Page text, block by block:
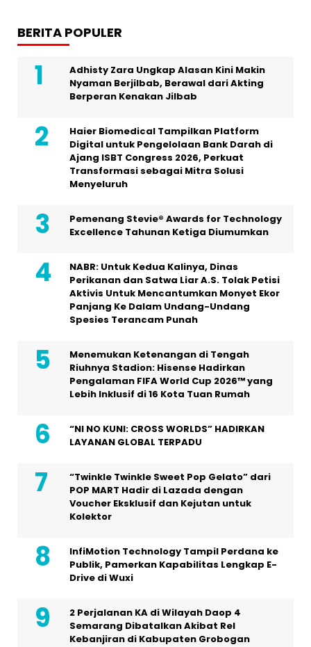
BERITA POPULER
Adhisty Zara Ungkap Alasan Kini Makin
Nyaman Berjilbab, Berawal dari Akting
Berperan Kenakan Jilbab
Haier Biomedical Tampilkan Platform
Digital untuk Pengelolaan Bank Darah di
Ajang ISBT Congress 2026, Perkuat
Transformasi sebagai Mitra Solusi
Menyeluruh
Pemenang Stevie® Awards for Technology
Excellence Tahunan Ketiga Diumumkan
NABR: Untuk Kedua Kalinya, Dinas
Perikanan dan Satwa Liar A.S. Tolak Petisi
Aktivis Untuk Mencantumkan Monyet Ekor
Panjang Ke Dalam Undang-Undang
Spesies Terancam Punah
Menemukan Ketenangan di Tengah
Riuhnya Stadion: Hisense Hadirkan
Pengalaman FIFA World Cup 2026™ yang
Lebih Inklusif di 16 Kota Tuan Rumah
“NI NO KUNI: CROSS WORLDS” HADIRKAN
LAYANAN GLOBAL TERPADU
“Twinkle Twinkle Sweet Pop Gelato” dari
POP MART Hadir di Lazada dengan
Voucher Eksklusif dan Kejutan untuk
Kolektor
InfiMotion Technology Tampil Perdana ke
Publik, Pamerkan Kapabilitas Lengkap E-
Drive di Wuxi
2 Perjalanan KA di Wilayah Daop 4
Semarang Dibatalkan Akibat Rel
Kebanjiran di Kabupaten Grobogan